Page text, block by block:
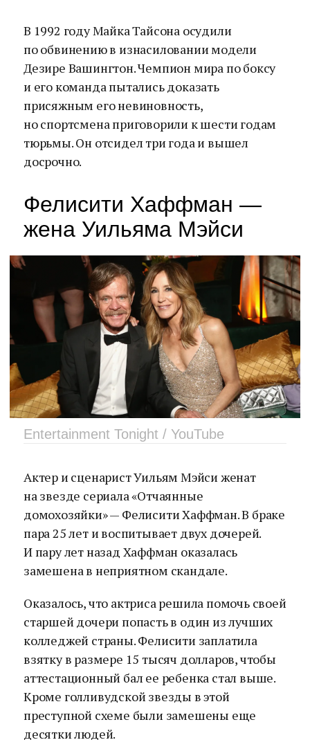
В 1992 году Майка Тайсона осудили
по обвинению в изнасиловании модели
Дезире Вашингтон. Чемпион мира по боксу
и его команда пытались доказать
присяжным его невиновность,
но спортсмена приговорили к шести годам
тюрьмы. Он отсидел три года и вышел
досрочно.
Фелисити Хаффман —
жена Уильяма Мэйси
Entertainment Tonight / YouTube
Актер и сценарист Уильям Мэйси женат
на звезде сериала «Отчаянные
домохозяйки» — Фелисити Хаффман. В браке
пара 25 лет и воспитывает двух дочерей.
И пару лет назад Хаффман оказалась
замешена в неприятном скандале.
Оказалось, что актриса решила помочь своей
старшей дочери попасть в один из лучших
колледжей страны. Фелисити заплатила
взятку в размере 15 тысяч долларов, чтобы
аттестационный бал ее ребенка стал выше.
Кроме голливудской звезды в этой
преступной схеме были замешены еще
десятки людей.